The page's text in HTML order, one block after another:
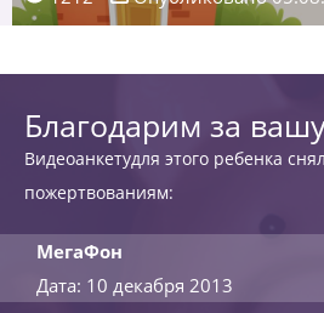
Благодарим за
Видеоанкетудля этого ребенка
пожертвованиям:
МегаФон
Дата: 10 декабря 2013